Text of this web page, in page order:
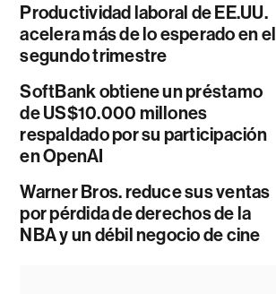
Productividad laboral de EE.UU.
acelera más de lo esperado en el
segundo trimestre
SoftBank obtiene un préstamo
de US$10.000 millones
respaldado por su participación
en OpenAI
Warner Bros. reduce sus ventas
por pérdida de derechos de la
NBA y un débil negocio de cine